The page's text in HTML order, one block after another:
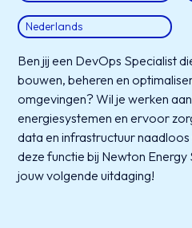
Nederlands
Ben jij een DevOps Specialist
bouwen, beheren en
omgevingen? Wil je werken
energiesystemen en ervoor
data en infrastructuur
deze functie bij Newton Energy
jouw volgende uitdaging!